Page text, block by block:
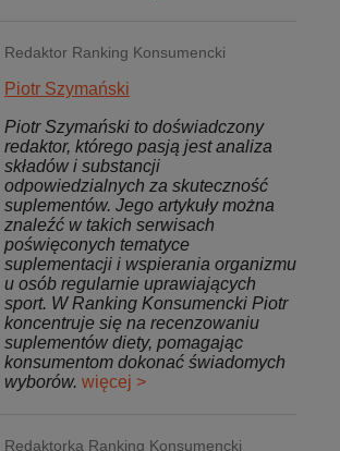
Redaktor Ranking Konsumencki
Piotr Szymański
Piotr Szymański to doświadczony
redaktor, którego pasją jest analiza
składów i substancji
odpowiedzialnych za skuteczność
suplementów. Jego artykuły można
znaleźć w takich serwisach
poświęconych tematyce
suplementacji i wspierania organizmu
u osób regularnie uprawiających
sport. W Ranking Konsumencki Piotr
koncentruje się na recenzowaniu
suplementów diety, pomagając
konsumentom dokonać świadomych
wyborów. więcej >
Redaktorka Ranking Konsumencki